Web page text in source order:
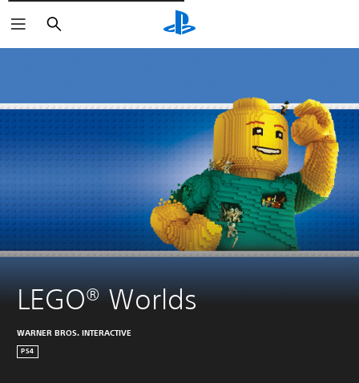
Cerca
LEGO® Worlds
WARNER BROS. INTERACTIVE
PS4